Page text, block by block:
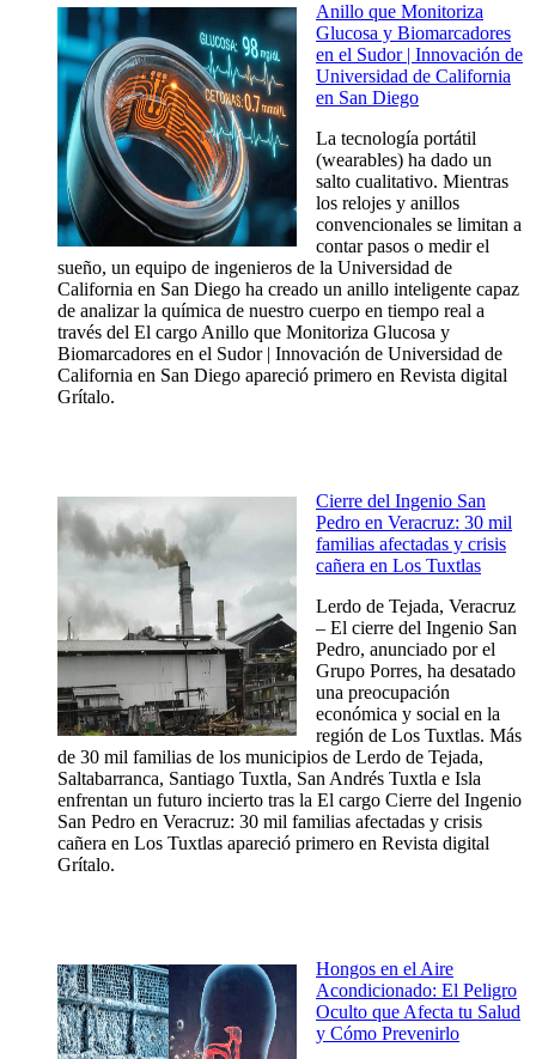
Anillo que Monitoriza
Glucosa y Biomarcadores
en el Sudor | Innovación de
Universidad de California
en San Diego
La tecnología portátil
(wearables) ha dado un
salto cualitativo. Mientras
los relojes y anillos
convencionales se limitan a
contar pasos o medir el
sueño, un equipo de ingenieros de la Universidad de
California en San Diego ha creado un anillo inteligente capaz
de analizar la química de nuestro cuerpo en tiempo real a
través del El cargo Anillo que Monitoriza Glucosa y
Biomarcadores en el Sudor | Innovación de Universidad de
California en San Diego apareció primero en Revista digital
Grítalo.
Cierre del Ingenio San
Pedro en Veracruz: 30 mil
familias afectadas y crisis
cañera en Los Tuxtlas
Lerdo de Tejada, Veracruz
– El cierre del Ingenio San
Pedro, anunciado por el
Grupo Porres, ha desatado
una preocupación
económica y social en la
región de Los Tuxtlas. Más
de 30 mil familias de los municipios de Lerdo de Tejada,
Saltabarranca, Santiago Tuxtla, San Andrés Tuxtla e Isla
enfrentan un futuro incierto tras la El cargo Cierre del Ingenio
San Pedro en Veracruz: 30 mil familias afectadas y crisis
cañera en Los Tuxtlas apareció primero en Revista digital
Grítalo.
Hongos en el Aire
Acondicionado: El Peligro
Oculto que Afecta tu Salud
y Cómo Prevenirlo